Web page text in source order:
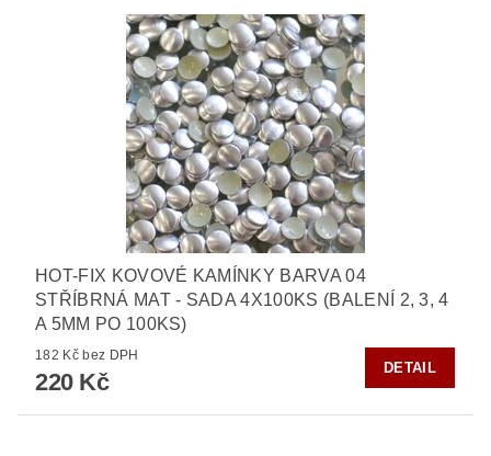
HOT-FIX KOVOVÉ KAMÍNKY BARVA 04
STŘÍBRNÁ MAT - SADA 4X100KS (BALENÍ 2, 3, 4
A 5MM PO 100KS)
182 Kč bez DPH
220 Kč
DETAIL